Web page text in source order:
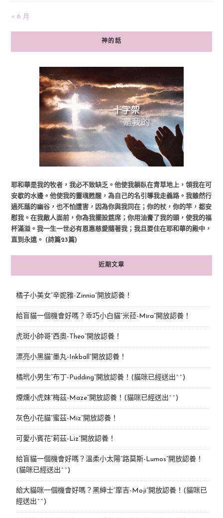
« 6 月
神的話
耶和華是我的牧者，我必不致缺乏。他使我躺臥在青草地上，領我在可
安歇的水邊。他使我的靈魂甦醒，為自己的名引導我走義路。我雖然行
過死蔭的幽谷，也不怕遭害，因為你與我同在；你的杖，你的竿，都安
慰我。在我敵人面前，你為我擺設筵席；你用油膏了我的頭，使我的福
杯滿溢。我一生一世必有恩惠慈愛隨著我；我且要住在耶和華的殿中，
直到永遠。 (詩篇23篇)
近期文章
橘子小美女“辛妮雅-Zinnia”開放認養！
給盲貓一個機會好嗎？乖巧小白貓“米菈-Mira”開放認養！
虎斑小帥哥“西奧-Theo”開放認養！
漂亮小黑貓“墨丸-Inkball”開放認養！
橘玳小男生“布丁-Pudding”開放認養！(貓咪已經送出^^)
煙燻小虎妹“梅茲-Maze”開放認養！(貓咪已經送出^^)
灰色小花貓“蜜茲-Miz”開放認養！
可愛小賓花“莉茲-Liz”開放認養！
給盲貓一個機會好嗎？溫柔小太陽“路莫斯-Lumos”開放認養！
(貓咪已經送出^^)
給大貓咪一個機會好嗎？黑紳士“摩吉-Moji”開放認養！(貓咪已
經送出^^)